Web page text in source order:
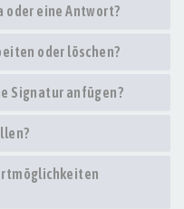
oder eine Antwort?
oder löschen?
Signatur anfügen?